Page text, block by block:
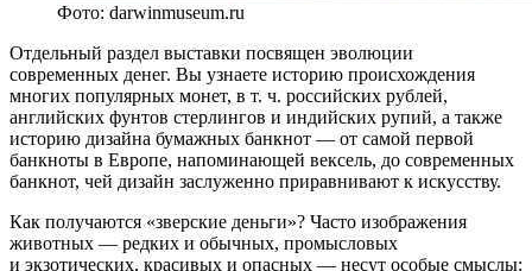
Фото: darwinmuseum.ru
Отдельный раздел выставки посвящен эволюции
современных денег. Вы узнаете историю происхождения
многих популярных монет, в т. ч. российских рублей,
английских фунтов стерлингов и индийских рупий, а также
историю дизайна бумажных банкнот — от самой первой
банкноты в Европе, напоминающей вексель, до современных
банкнот, чей дизайн заслуженно приравнивают к искусству.
Как получаются «зверские деньги»? Часто изображения
животных — редких и обычных, промысловых
и экзотических, красивых и опасных — несут особые смыслы: